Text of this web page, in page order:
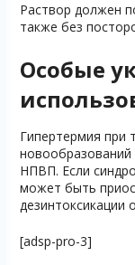
Раствор должен
также без
Особые
Гипертермия при
новообразований
НПВП. Если
может быть
дезинтоксикации
[adsp-pro-3]